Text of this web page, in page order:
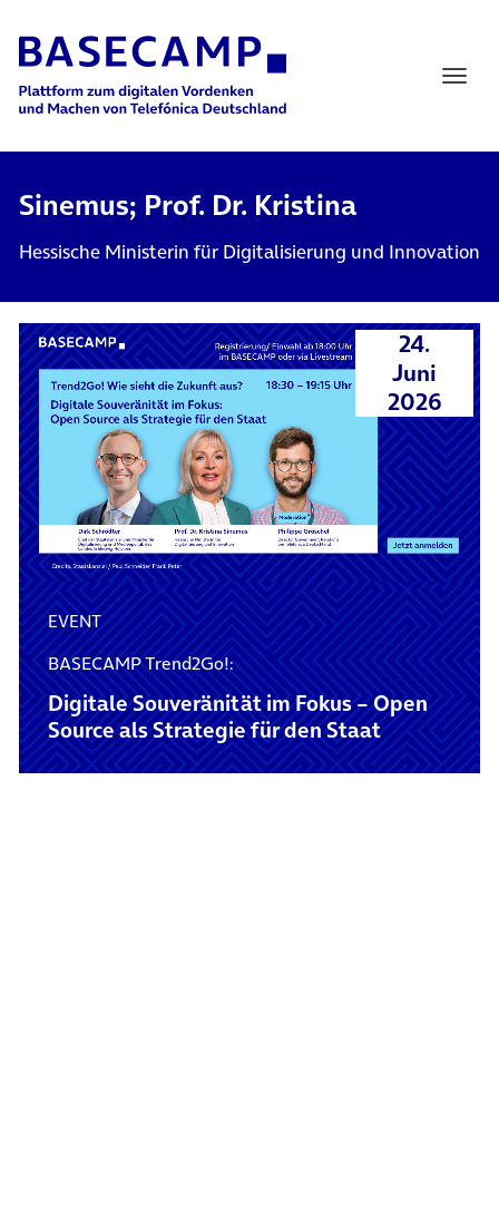
Main Navigation
Sinemus; Prof. Dr. Kristina
Hessische Ministerin für Digitalisierung und Innovation
24.
Juni
2026
EVENT
BASECAMP Trend2Go!:
Digitale Souveränität im Fokus – Open
Source als Strategie für den Staat